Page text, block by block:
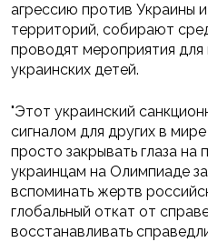
агрессию против Украины
территорий, собирают
проводят мероприятия
украинских детей.
"Этот украинский
сигналом для других в
просто закрывать глаза
украинцам на Олимпиаде
вспоминать жертв
глобальный откат от
восстанавливать